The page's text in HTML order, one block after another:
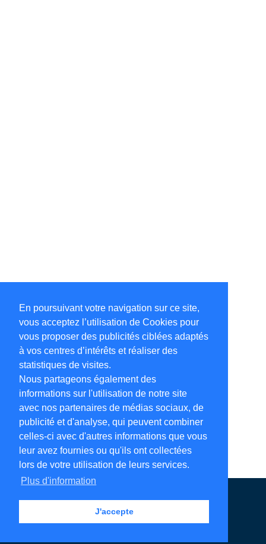
En poursuivant votre navigation sur ce site,
vous acceptez l’utilisation de Cookies pour
vous proposer des publicités ciblées adaptés
à vos centres d’intérêts et réaliser des
statistiques de visites.
Nous partageons également des
informations sur l'utilisation de notre site
avec nos partenaires de médias sociaux, de
publicité et d'analyse, qui peuvent combiner
celles-ci avec d'autres informations que vous
leur avez fournies ou qu'ils ont collectées
lors de votre utilisation de leurs services.
Plus d'information
J'accepte
Annuaire en ligne Légales Contact
Ajouter votre adresse